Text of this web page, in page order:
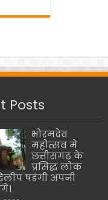
Posts
भोरमदेव
महोत्सव में
छत्तीसगढ़ के
प्रसिद्ध लोक
षडंगी अपनी